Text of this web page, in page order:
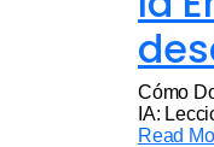
Cómo
IA:
Read